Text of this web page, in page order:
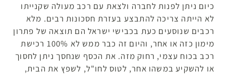
כיום ניתן לפנות לחברה ולצאת עם רכב מעולה שקנייתו
לא הייתה צריכה להתבצע בעזרת חסכונות רבים. מלא
רכבים שנוסעים כעת בכבישי ישראל הם תוצאה של פתרון
מימון כזה או אחר, והיום זה כבר ממש לא 100% רכישת
רכב בכוח עצמי, רחוק מזה. את הכסף שנחסך ניתן לחסוך
או להשקיע במשהו אחר, לטוס לחו"ל, לשפץ את הבית,